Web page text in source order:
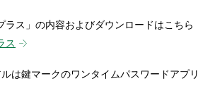
ラス」の内容およびダウンロードはこちら
ス
は鍵マークのワンタイムパスワードアプリ